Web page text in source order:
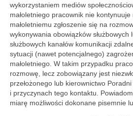
wykorzystaniem mediów
małoletniego pracownik nie
małoletniemu zgłoszenie się na
wykonywania obowiązków służbowych
służbowych kanałów komunikacji
sytuacji (nawet potencjalnego)
małoletniego. W takim przypadku
rozmowę, lecz zobowiązany jest
przełożonego lub kierownictwo
i przyczynach tego kontaktu.
miarę możliwości dokonane pisemnie